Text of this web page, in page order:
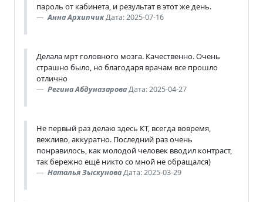
пароль от кабинета, и результат в этот же день.
Анна АрхипчикДата: 2025-07-16
Делала мрт головного мозга. Качественно. Очень
страшно было, но благодаря врачам все прошло
отлично
Регина АбдуназароваДата: 2025-04-27
Не первый раз делаю здесь КТ, всегда вовремя,
вежливо, аккуратно. Последний раз очень
понравилось, как молодой человек вводил контраст,
так бережно ещё никто со мной не обращался)
Наталья ЗыскуноваДата: 2025-03-29